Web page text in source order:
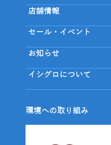
店舗情報
セール・イベント
お知らせ
イシグロについて
環境への取り組み